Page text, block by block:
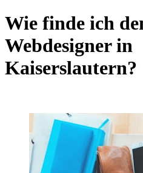
Wie finde ich
Webdesigner in
Kaiserslautern?